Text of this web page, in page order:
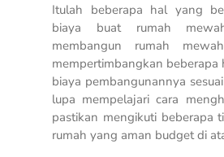
Itulah beberapa hal yang
biaya buat rumah
membangun rumah
mempertimbangkan beberapa
biaya pembangunannya
lupa mempelajari cara
pastikan mengikuti beberapa
rumah yang aman budget di